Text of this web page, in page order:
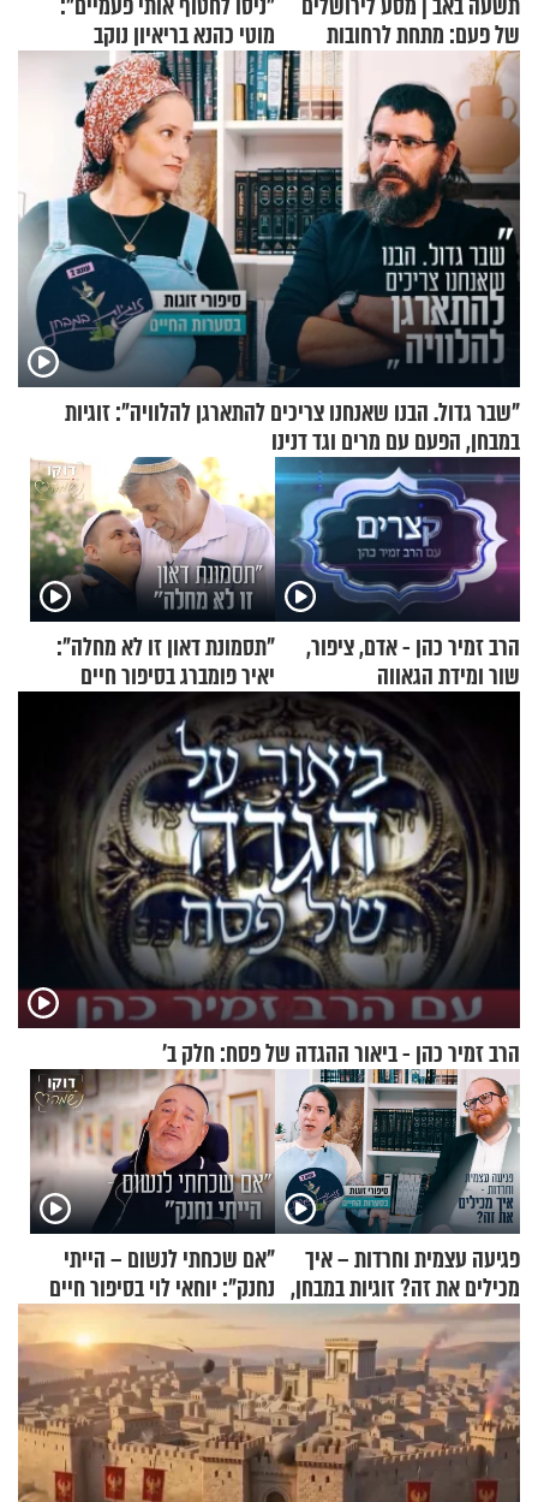
של פעם: מתחת לרחובות
ירושלים
מוטי כהנא בריאיון נוקב
"שבר גדול. הבנו שאנחנו צריכים להתארגן להלוויה": זוגיות
במבחן, הפעם עם מרים וגד דנינו
הרב זמיר כהן - אדם, ציפור,
שור ומידת הגאווה
"תסמונת דאון זו לא מחלה":
יאיר פומברג בסיפור חיים
מעורר השראה
הרב זמיר כהן - ביאור ההגדה של פסח: חלק ב’
פגיעה עצמית וחרדות – איך
מכילים את זה? זוגיות במבחן,
הפעם עם יהודית ואלתר כהן
"אם שכחתי לנשום – הייתי
נחנק": יוחאי לוי בסיפור חיים
מעורר השראה